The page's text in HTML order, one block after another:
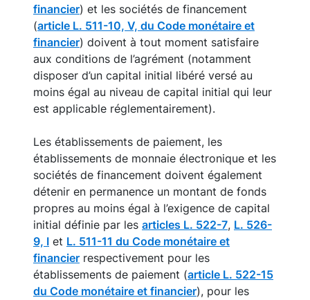
financier) et les sociétés de financement
(article L. 511-10, V, du Code monétaire et
financier) doivent à tout moment satisfaire
aux conditions de l’agrément (notamment
disposer d’un capital initial libéré versé au
moins égal au niveau de capital initial qui leur
est applicable réglementairement).
Les établissements de paiement, les
établissements de monnaie électronique et les
sociétés de financement doivent également
détenir en permanence un montant de fonds
propres au moins égal à l’exigence de capital
initial définie par les articles L. 522-7, L. 526-
9, I et L. 511-11 du Code monétaire et
financier respectivement pour les
établissements de paiement (article L. 522-15
du Code monétaire et financier), pour les